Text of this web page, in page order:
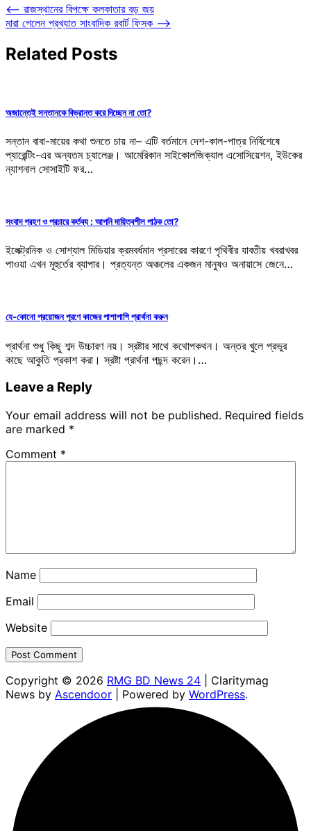
Post
navigation
⟵ রাজস্থানের বিপক্ষে কলকাতার বড় জয়
মারা গেলেন প্রখ্যাত সাংবাদিক রবার্ট ফিস্ক ⟶
Related Posts
অজান্তেই সন্তানকে বিভ্রান্ত করে দিচ্ছেন না তো?
সন্তান বাবা-মায়ের কথা শুনতে চায় না– এটি বর্তমানে দেশ-কাল-পাত্র নির্বিশেষে
প্যারেন্টিং-এর অন্যতম চ্যালেঞ্জ। আমেরিকান সাইকোলজিক্যাল এসোসিয়েশন, ইউকের
ন্যাশনাল সোসাইটি ফর…
সংবাদ গ্রহণ ও প্রচারে কর্তব্য : আপনি দায়িত্বশীল পাঠক তো?
ইলেক্ট্রনিক ও সোশ্যাল মিডিয়ার ক্রমবর্ধমান প্রসারের কারণে পৃথিবীর যাবতীয় খবরাখবর
পাওয়া এখন মূহুর্তের ব্যাপার। প্রত্যন্ত অঞ্চলের একজন মানুষও অনায়াসে জেনে…
যে-কোনো প্রয়োজন পূরণে কাজের পাশাপাশি প্রার্থনা করুন
প্রার্থনা শুধু কিছু শব্দ উচ্চারণ নয়। স্রষ্টার সাথে কথোপকথন। অন্তর খুলে প্রভুর
কাছে আকুতি প্রকাশ করা। স্রষ্টা প্রার্থনা পছন্দ করেন।…
Leave a Reply
Your email address will not be published. Required fields
are marked *
Comment *
Name
Email
Website
Copyright © 2026 RMG BD News 24 | Claritymag
News by Ascendoor | Powered by WordPress.